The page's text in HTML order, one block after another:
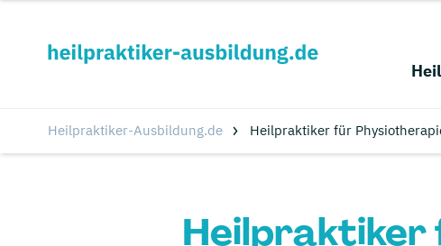
Heilpraktiker-Ausbildung.de Heilpraktiker für
Heilpraktiker